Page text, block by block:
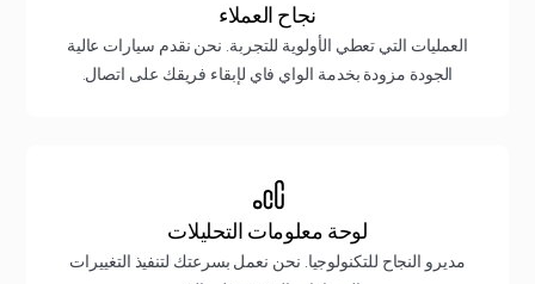
نجاح العملاء
العمليات التي تعطي الأولوية للتجربة. نحن نقدم سيارات عالية
الجودة مزودة بخدمة الواي فاي لإبقاء فريقك على اتصال.
لوحة معلومات التحليلات
مديرو النجاح للتكنولوجيا. نحن نعمل بسرعتك لتنفيذ التغييرات